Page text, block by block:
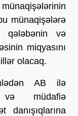
münaqişələrə
qələbənin və
miqyasını
olacaq.
AB ilə
və müdafiə
danışıqlarına